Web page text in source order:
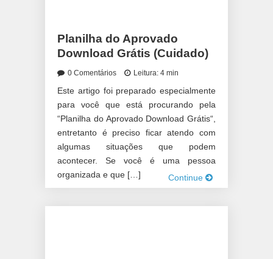
Planilha do Aprovado
Download Grátis (Cuidado)
0 Comentários Leitura: 4 min
Este artigo foi preparado especialmente
para você que está procurando pela
“Planilha do Aprovado Download Grátis“,
entretanto é preciso ficar atendo com
algumas situações que podem
acontecer. Se você é uma pessoa
organizada e que […]
Continue